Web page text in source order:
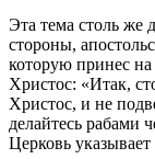
Эта тема столь же
стороны,
которую принес
Христос: «Итак,
Христос, и не
делайтесь рабами
Церковь